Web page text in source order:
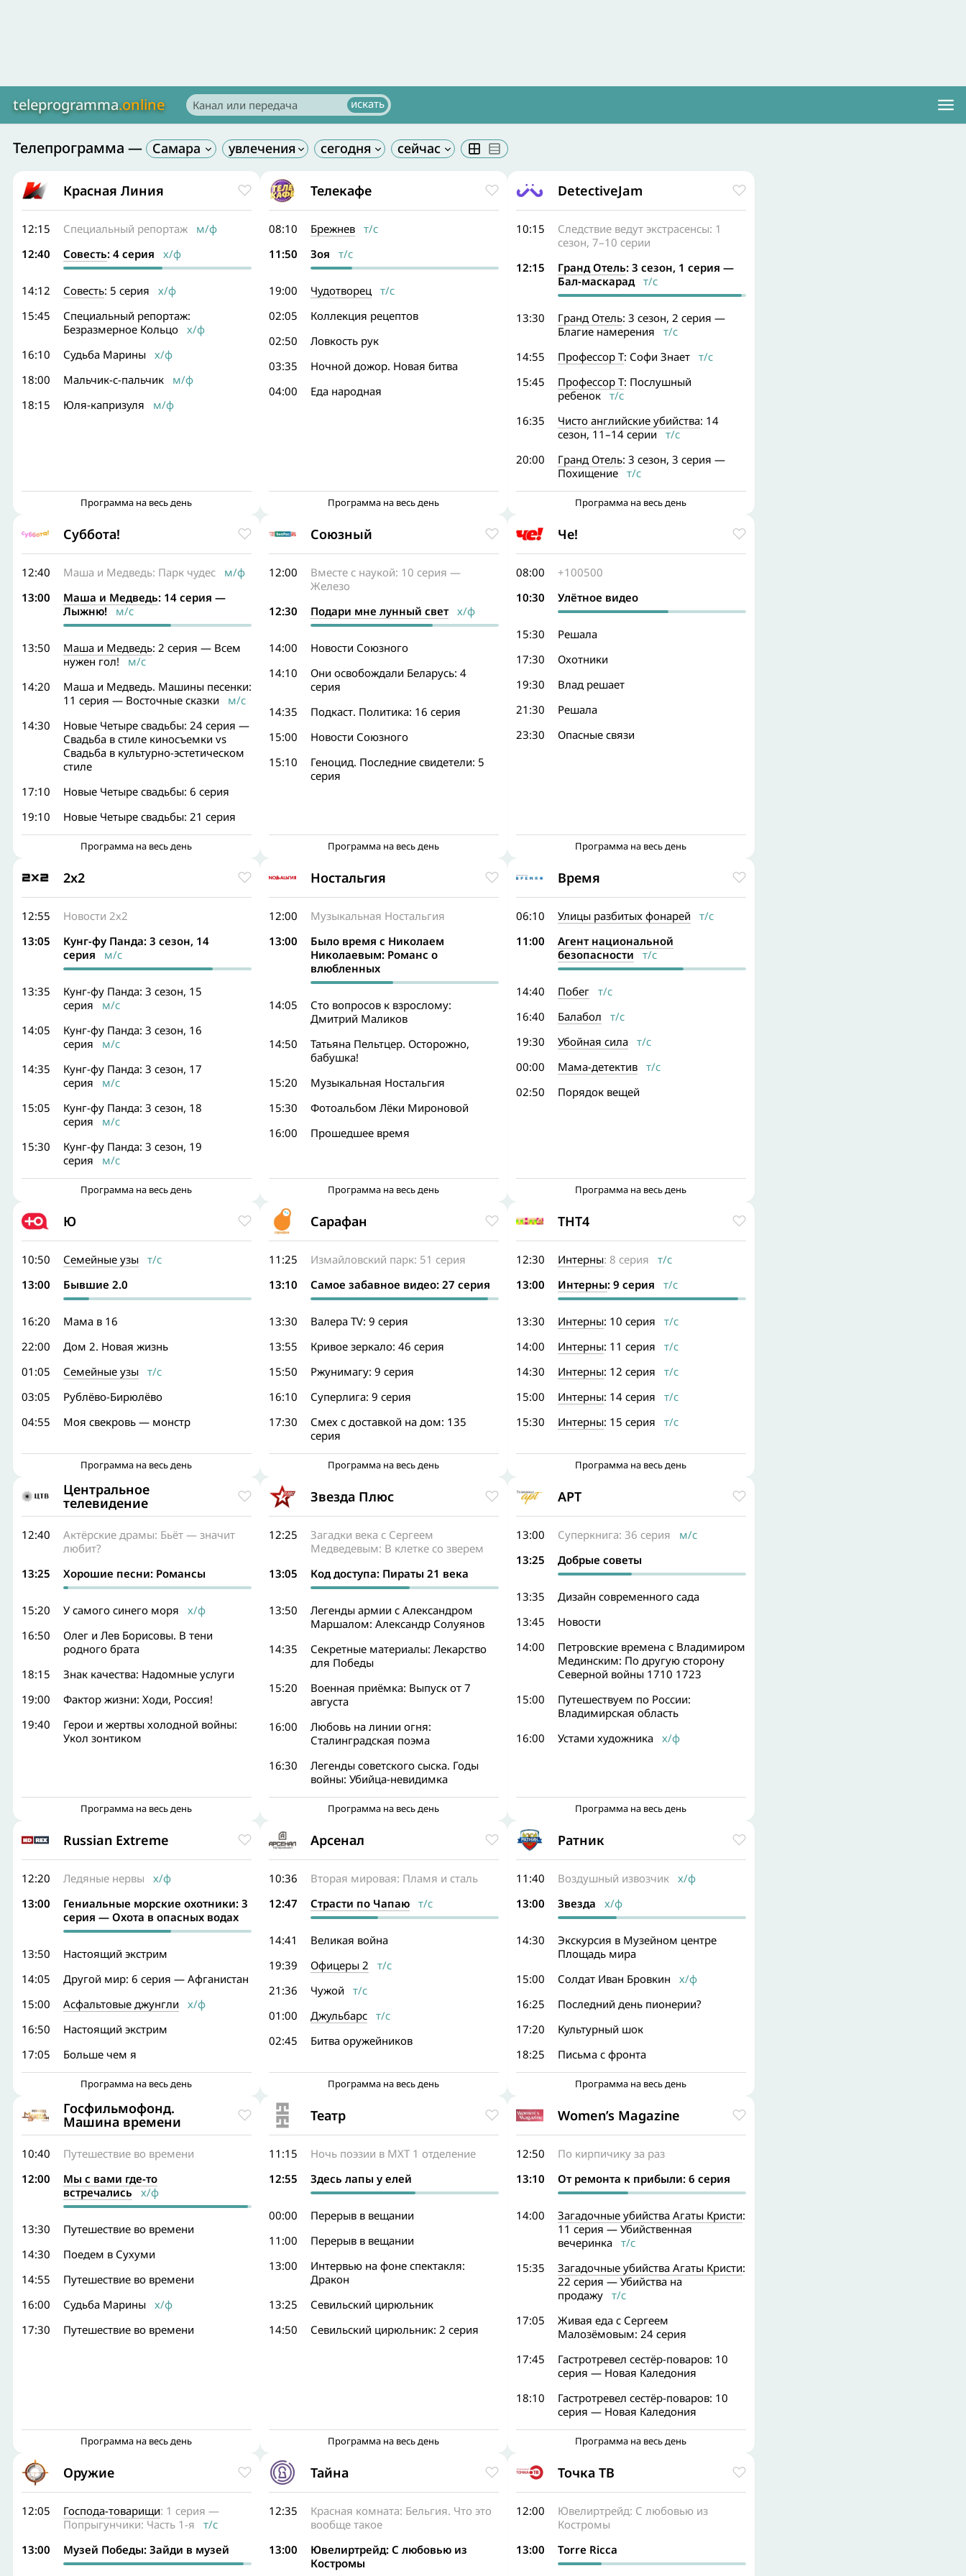
teleprogramma.online
Телепрограмма — Самара
Красная Линия
12:15 Специальный репортаж м/ф
12:40
Совесть: 4 серия х/ф
14:12 Совесть: 5 серия х/ф
15:45
Специальный репортаж:
Безразмерное Кольцо х/ф
16:10
Судьба Марины х/ф
18:00
Мальчик-с-пальчик м/ф
18:15
Юля-капризуля м/ф
Программа на весь день
Телекафе
08:10 Брежневт/с
11:50
Зоя т/с
19:00 Чудотворецт/с
02:05
Коллекция рецептов
02:50
Ловкость рук
03:35
Ночной дожор. Новая битва
04:00
Еда народная
Программа на весь день
DetectiveJam
10:15
Следствие ведут экстрасенсы: 1
сезон, 7–10 серии
12:15
Гранд Отель: 3 сезон, 1 серия —
Бал-маскарадт/с
13:30 Гранд Отель: 3 сезон, 2 серия —
Благие намерения т/с
14:55
Профессор Т: Софи Знаетт/с
15:45
Профессор Т: Послушный
ребенокт/с
16:35
Чисто английские убийства: 14
сезон, 11–14 серии т/с
20:00
Гранд Отель: 3 сезон, 3 серия —
Похищениет/с
Программа на весь день
Суббота!
12:40 Маша и Медведь: Парк чудес м/ф
13:00
Маша и Медведь: 14 серия —
Лыжню! м/с
13:50 Маша и Медведь: 2 серия — Всем
нужен гол! м/с
14:20
Маша и Медведь. Машины песенки:
11 серия — Восточные сказки м/с
14:30
Новые Четыре свадьбы: 24 серия —
Свадьба в стиле киносъемки vs
Свадьба в культурно-эстетическом
стиле
17:10
Новые Четыре свадьбы: 6 серия
19:10
Новые Четыре свадьбы: 21 серия
Программа на весь день
Союзный
12:00
Вместе с наукой: 10 серия —
Железо
12:30
Подари мне лунный светх/ф
14:00
Новости Союзного
14:10
Они освобождали Беларусь: 4
серия
14:35
Подкаст. Политика: 16 серия
15:00
Новости Союзного
15:10
Геноцид. Последние свидетели: 5
серия
Программа на весь день
Че!
08:00
+100500
10:30
Улётное видео
15:30
Решала
17:30
Охотники
19:30
Влад решает
21:30
Решала
23:30
Опасные связи
Программа на весь день
2x2
12:55
Новости 2х2
13:05
Кунг-фу Панда: 3 сезон, 14
серия м/с
13:35
Кунг-фу Панда: 3 сезон, 15
серия м/с
14:05
Кунг-фу Панда: 3 сезон, 16
серия м/с
14:35
Кунг-фу Панда: 3 сезон, 17
серия м/с
15:05
Кунг-фу Панда: 3 сезон, 18
серия м/с
15:30
Кунг-фу Панда: 3 сезон, 19
серия м/с
Программа на весь день
Ностальгия
12:00
Музыкальная Ностальгия
13:00
Было время с Николаем
Николаевым: Романс о
влюбленных
14:05
Сто вопросов к взрослому:
Дмитрий Маликов
14:50
Татьяна Пельтцер. Осторожно,
бабушка!
15:20
Музыкальная Ностальгия
15:30
Фотоальбом Лёки Мироновой
16:00
Прошедшее время
Программа на весь день
Время
06:10 Улицы разбитых фонарей т/с
11:00
Агент национальной
безопасности т/с
14:40 Побегт/с
16:40
Балабол т/с
19:30
Убойная силат/с
00:00
Мама-детективт/с
02:50
Порядок вещей
Программа на весь день
Ю
10:50 Семейные узы т/с
13:00
Бывшие 2.0
16:20
Мама в 16
22:00
Дом 2. Новая жизнь
01:05
Семейные узы т/с
03:05
Рублёво-Бирюлёво
04:55
Моя свекровь — монстр
Программа на весь день
Сарафан
11:25
Измайловский парк: 51 серия
13:10
Самое забавное видео: 27 серия
13:30
Валера TV: 9 серия
13:55
Кривое зеркало: 46 серия
15:50
Ржунимагу: 9 серия
16:10
Суперлига: 9 серия
17:30
Смех с доставкой на дом: 135
серия
Программа на весь день
ТНТ4
12:30 Интерны: 8 серия т/с
13:00
Интерны: 9 серия т/с
13:30 Интерны: 10 серия т/с
14:00
Интерны: 11 серия т/с
14:30
Интерны: 12 серия т/с
15:00
Интерны: 14 серия т/с
15:30
Интерны: 15 серия т/с
Программа на весь день
Центральное
телевидение
12:40
Актёрские драмы: Бьёт — значит
любит?
13:25
Хорошие песни: Романсы
15:20 У самого синего моря х/ф
16:50
Олег и Лев Борисовы. В тени
родного брата
18:15
Знак качества: Надомные услуги
19:00
Фактор жизни: Ходи, Россия!
19:40
Герои и жертвы холодной войны:
Укол зонтиком
Программа на весь день
Звезда Плюс
12:25
Загадки века с Сергеем
Медведевым: В клетке со зверем
13:05
Код доступа: Пираты 21 века
13:50
Легенды армии с Александром
Маршалом: Александр Солуянов
14:35
Секретные материалы: Лекарство
для Победы
15:20
Военная приёмка: Выпуск от 7
августа
16:00
Любовь на линии огня:
Сталинградская поэма
16:30
Легенды советского сыска. Годы
войны: Убийца-невидимка
Программа на весь день
АРТ
13:00 Суперкнига: 36 серия м/с
13:25
Добрые советы
13:35
Дизайн современного сада
13:45
Новости
14:00
Петровские времена с Владимиром
Мединским: По другую сторону
Северной войны 1710 1723
15:00
Путешествуем по России:
Владимирская область
16:00
Устами художниках/ф
Программа на весь день
Russian Extreme
12:20 Ледяные нервы х/ф
13:00
Гениальные морские охотники: 3
серия — Охота в опасных водах
13:50
Настоящий экстрим
14:05
Другой мир: 6 серия — Афганистан
15:00
Асфальтовые джунгли х/ф
16:50
Настоящий экстрим
17:05
Больше чем я
Программа на весь день
Арсенал
10:36
Вторая мировая: Пламя и сталь
12:47
Страсти по Чапают/с
14:41
Великая война
19:39
Офицеры 2 т/с
21:36
Чужой т/с
01:00
Джульбарст/с
02:45
Битва оружейников
Программа на весь день
Ратник
11:40 Воздушный извозчикх/ф
13:00
Звезда х/ф
14:30
Экскурсия в Музейном центре
Площадь мира
15:00
Солдат Иван Бровкин х/ф
16:25
Последний день пионерии?
17:20
Культурный шок
18:25
Письма с фронта
Программа на весь день
Госфильмофонд.
Машина времени
10:40
Путешествие во времени
12:00
Мы с вами где-то
встречались х/ф
13:30
Путешествие во времени
14:30
Поедем в Сухуми
14:55
Путешествие во времени
16:00
Судьба Марины х/ф
17:30
Путешествие во времени
Программа на весь день
Театр
11:15
Ночь поэзии в МХТ 1 отделение
12:55
Здесь лапы у елей
00:00
Перерыв в вещании
11:00
Перерыв в вещании
13:00
Интервью на фоне спектакля:
Дракон
13:25
Севильский цирюльник
14:50
Севильский цирюльник: 2 серия
Программа на весь день
Women’s Magazine
12:50
По кирпичику за раз
13:10
От ремонта к прибыли: 6 серия
14:00 Загадочные убийства Агаты Кристи:
11 серия — Убийственная
вечеринкат/с
15:35
Загадочные убийства Агаты Кристи:
22 серия — Убийства на
продажут/с
17:05
Живая еда с Сергеем
Малозёмовым: 24 серия
17:45
Гастротревел сестёр-поваров: 10
серия — Новая Каледония
18:10
Гастротревел сестёр-поваров: 10
серия — Новая Каледония
Программа на весь день
Оружие
12:05 Господа-товарищи: 1 серия —
Попрыгунчики: Часть 1-я т/с
13:00
Музей Победы: Зайди в музей
Тайна
12:35
Красная комната: Бельгия. Что это
вообще такое
13:00
Ювелиртрейд: С любовью из
Костромы
Точка ТВ
12:00
Ювелиртрейд: С любовью из
Костромы
13:00
Torre Ricca